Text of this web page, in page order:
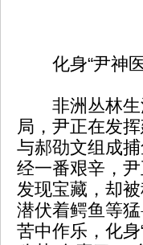
化身“尹神医
非洲丛林生
局，尹正在发
与郝劭文组成
经一番艰辛，
发现宝藏，却
潜伏着鳄鱼等
苦中作乐，化